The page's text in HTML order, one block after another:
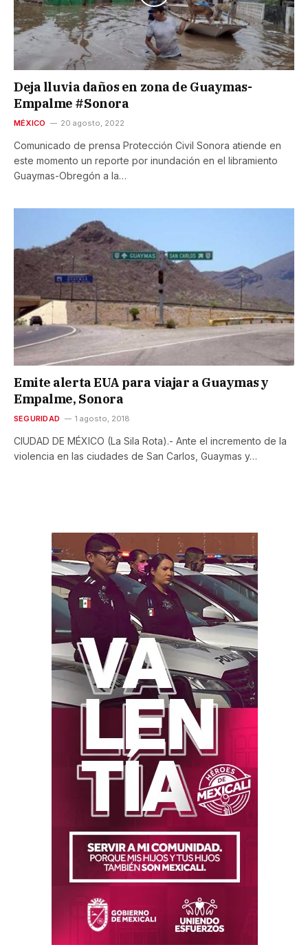
Deja lluvia daños en zona de Guaymas-
Empalme #Sonora
MÉXICO 20 agosto, 2022
Comunicado de prensa Protección Civil Sonora atiende en
este momento un reporte por inundación en el libramiento
Guaymas-Obregón a la…
Emite alerta EUA para viajar a Guaymas y
Empalme, Sonora
SEGURIDAD 1 agosto, 2018
CIUDAD DE MÉXICO (La Sila Rota).- Ante el incremento de la
violencia en las ciudades de San Carlos, Guaymas y…